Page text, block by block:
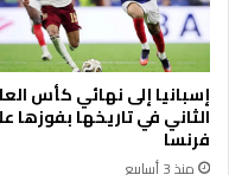
ئ
ة
ا
ل
ع
ا
م
إسبانيا إلى نهائي كأس
الثاني في تاريخها بفوزها
فرنسا
منذ 3 أسابيع